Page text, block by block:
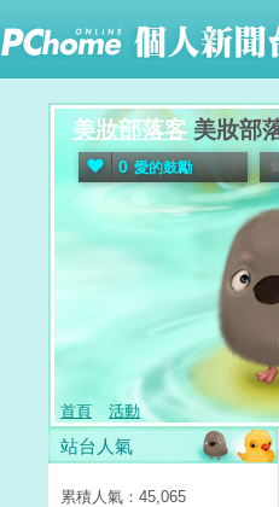
美妝部落客 美妝部
0 愛的鼓勵
首頁 活動
站台人氣
累積人氣： 45,065